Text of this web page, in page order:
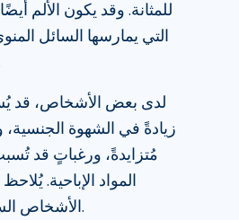
للمثانة. وقد يكون الألم
التي يمارسها السائل
لدى بعض الأشخاص، قد
زيادةً في الشهوة
مُتزايدةً، ورغباتٍ قد
المواد الإباحية.
الأشخاص السلبيين جنسيًا.